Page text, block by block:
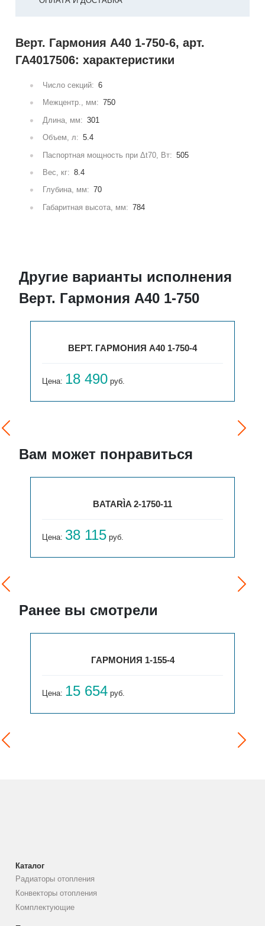
Верт. Гармония А40 1-750-6, арт.
ГА4017506: характеристики
Число секций: 6
Межцентр., мм: 750
Длина, мм: 301
Объем, л: 5.4
Паспортная мощность при Δt70, Вт: 505
Вес, кг: 8.4
Глубина, мм: 70
Габаритная высота, мм: 784
Другие варианты исполнения
Верт. Гармония А40 1-750
ВЕРТ. ГАРМОНИЯ А40 1-750-4
Цена: 18 490 руб.
Вам может понравиться
BATARÌA 2-1750-11
Цена: 38 115 руб.
Ранее вы смотрели
ГАРМОНИЯ 1-155-4
Цена: 15 654 руб.
Каталог
Радиаторы отопления
Конвекторы отопления
Комплектующие